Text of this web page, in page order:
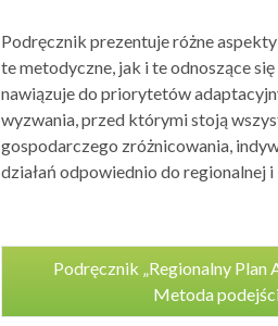
Podręcznik prezentuje różne
te metodyczne, jak i te odnoszące
nawiązuje do priorytetów
wyzwania, przed którymi stoją
gospodarczego zróżnicowania,
działań odpowiednio do regionalnej
Podręcznik „Regionalny
Metoda